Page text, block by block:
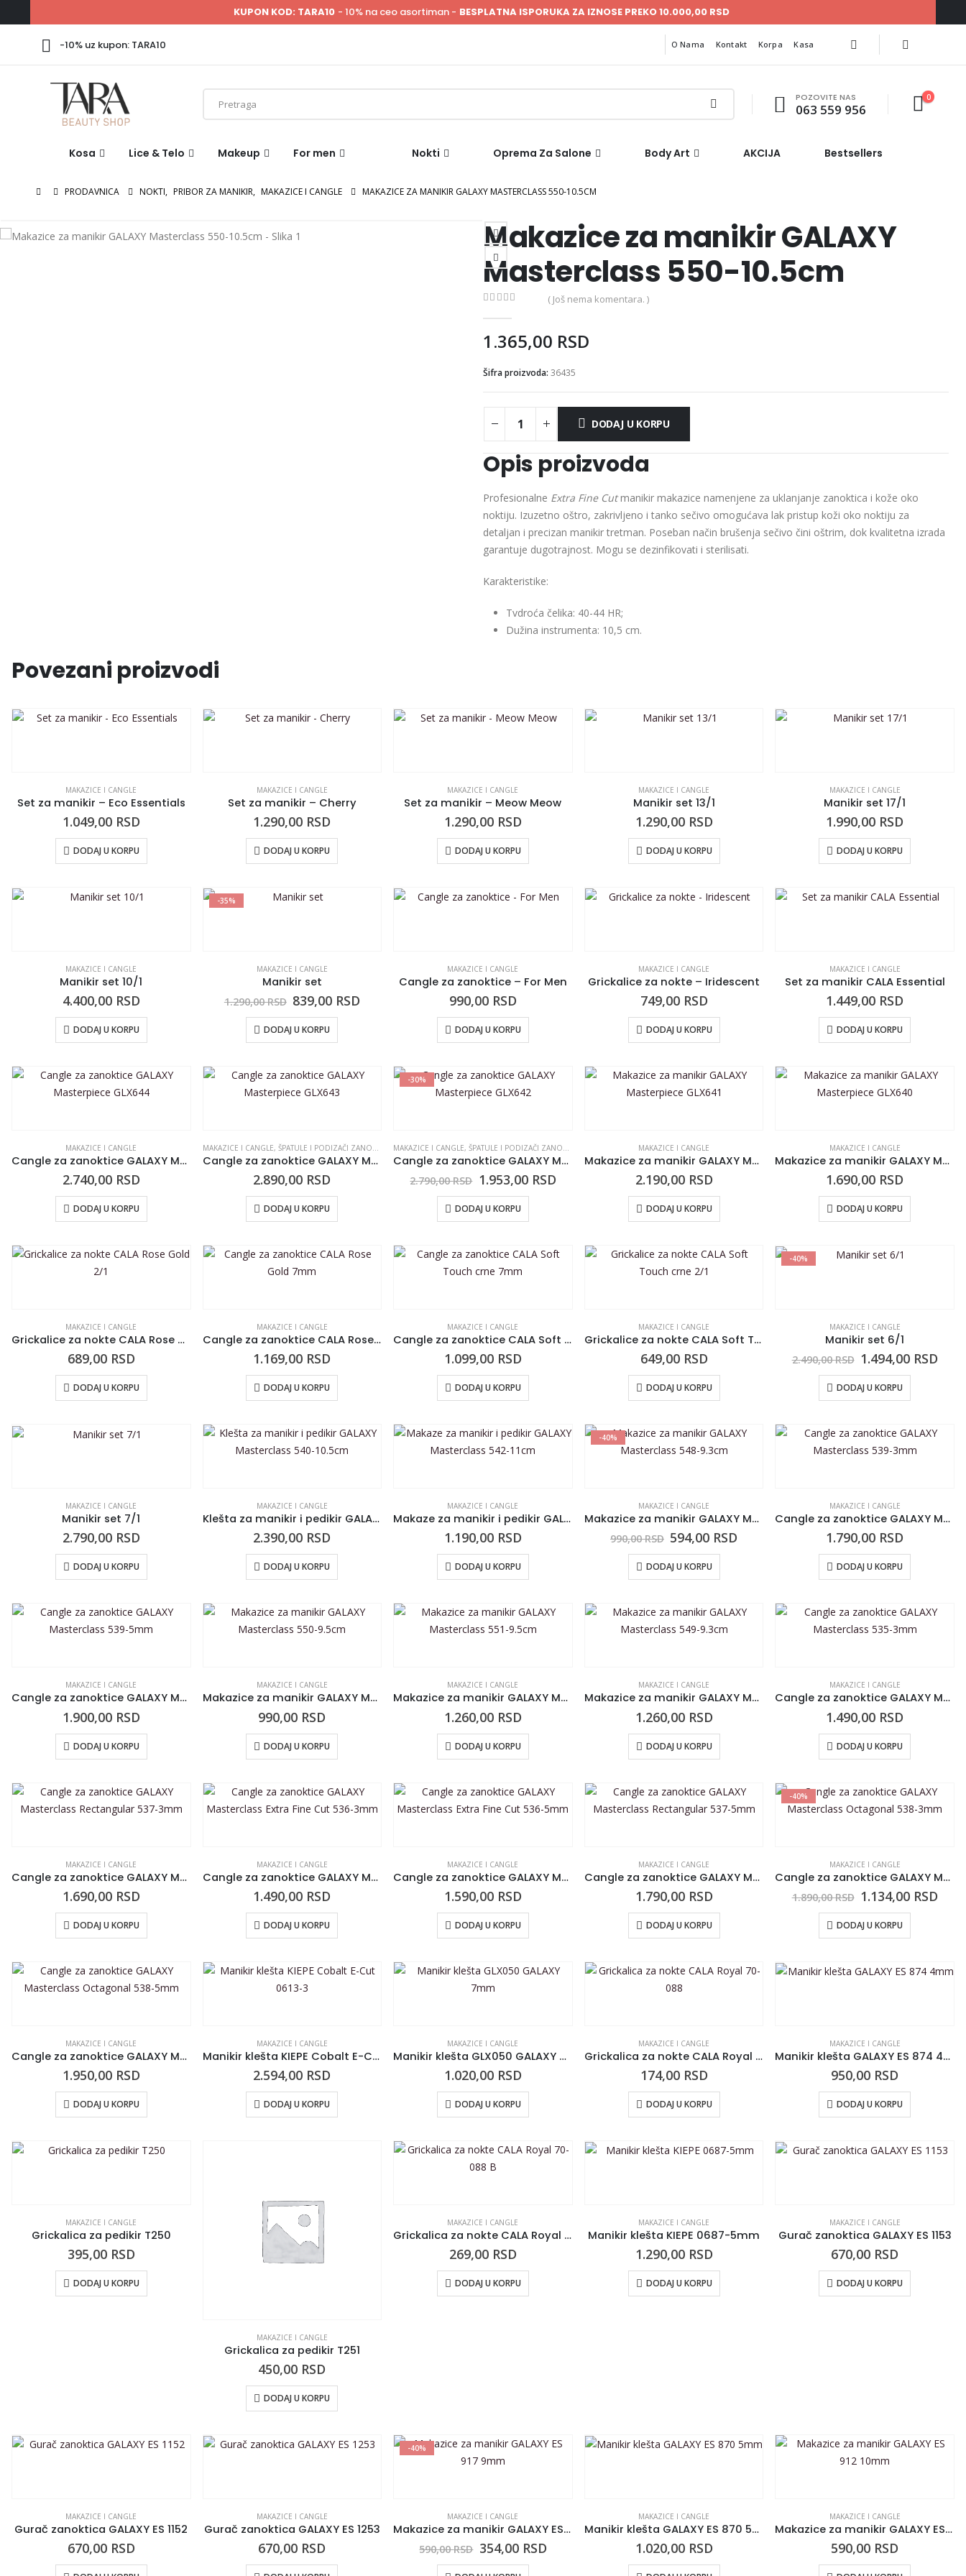
KUPON KOD: TARA10 - 10% na ceo asortiman - BESPLATNA ISPORUKA ZA IZNOSE PREKO 10.000,00 RSD
-10% uz kupon: TARA10 O Nama Kontakt Korpa Kasa
POZOVITE NAS
063 559 956
0
Kosa Lice & Telo Makeup For men Nokti Oprema Za Salone Body Art AKCIJA Bestsellers
PRODAVNICA NOKTI, PRIBOR ZA MANIKIR, MAKAZICE I CANGLE MAKAZICE ZA MANIKIR GALAXY MASTERCLASS 550-10.5CM
Makazice za manikir GALAXY
Masterclass 550-10.5cm
( Još nema komentara. )
1.365,00 RSD
Šifra proizvoda: 36435
DODAJ U KORPU
Opis proizvoda
Profesionalne Extra Fine Cutmanikir makazice namenjene za uklanjanje zanoktica i kože oko
noktiju. Izuzetno oštro, zakrivljeno i tanko sečivo omogućava lak pristup koži oko noktiju za
detaljan i precizan manikir tretman. Poseban način brušenja sečivo čini oštrim, dok kvalitetna izrada
garantuje dugotrajnost. Mogu se dezinfikovati i sterilisati.
Karakteristike:
Tvdroća čelika: 40-44 HR;
Dužina instrumenta: 10,5 cm.
Povezani proizvodi
MAKAZICE I CANGLE
Set za manikir – Eco Essentials
1.049,00 RSD
DODAJ U KORPU
MAKAZICE I CANGLE
Set za manikir – Cherry
1.290,00 RSD
DODAJ U KORPU
MAKAZICE I CANGLE
Set za manikir – Meow Meow
1.290,00 RSD
DODAJ U KORPU
MAKAZICE I CANGLE
Manikir set 13/1
1.290,00 RSD
DODAJ U KORPU
MAKAZICE I CANGLE
Manikir set 17/1
1.990,00 RSD
DODAJ U KORPU
MAKAZICE I CANGLE
Manikir set 10/1
4.400,00 RSD
DODAJ U KORPU
-35%
MAKAZICE I CANGLE
Manikir set
1.290,00RSD 839,00 RSD
DODAJ U KORPU
MAKAZICE I CANGLE
Cangle za zanoktice – For Men
990,00 RSD
DODAJ U KORPU
MAKAZICE I CANGLE
Grickalice za nokte – Iridescent
749,00 RSD
DODAJ U KORPU
MAKAZICE I CANGLE
Set za manikir CALA Essential
1.449,00 RSD
DODAJ U KORPU
MAKAZICE I CANGLE
Cangle za zanoktice GALAXY Masterpiece GLX644
2.740,00 RSD
DODAJ U KORPU
MAKAZICE I CANGLE, ŠPATULE I PODIZAČI ZANOKTICA
Cangle za zanoktice GALAXY Masterpiece GLX643
2.890,00 RSD
DODAJ U KORPU
-30%
MAKAZICE I CANGLE,ŠPATULE I PODIZAČI ZANOKTICA
Cangle za zanoktice GALAXY Masterpiece GLX642
2.790,00RSD 1.953,00 RSD
DODAJ U KORPU
MAKAZICE I CANGLE
Makazice za manikir GALAXY Masterpiece GLX641
2.190,00 RSD
DODAJ U KORPU
MAKAZICE I CANGLE
Makazice za manikir GALAXY Masterpiece GLX640
1.690,00 RSD
DODAJ U KORPU
MAKAZICE I CANGLE
Grickalice za nokte CALA Rose Gold 2/1
689,00 RSD
DODAJ U KORPU
MAKAZICE I CANGLE
Cangle za zanoktice CALA Rose Gold 7mm
1.169,00 RSD
DODAJ U KORPU
MAKAZICE I CANGLE
Cangle za zanoktice CALA Soft Touch crne 7mm
1.099,00 RSD
DODAJ U KORPU
MAKAZICE I CANGLE
Grickalice za nokte CALA Soft Touch crne 2/1
649,00 RSD
DODAJ U KORPU
-40%
MAKAZICE I CANGLE
Manikir set 6/1
2.490,00RSD 1.494,00 RSD
DODAJ U KORPU
MAKAZICE I CANGLE
Manikir set 7/1
2.790,00 RSD
DODAJ U KORPU
MAKAZICE I CANGLE
Klešta za manikir i pedikir GALAXY Masterclass 540-10.5cm
2.390,00 RSD
DODAJ U KORPU
MAKAZICE I CANGLE
Makaze za manikir i pedikir GALAXY Masterclass 542-11cm
1.190,00 RSD
DODAJ U KORPU
-40%
MAKAZICE I CANGLE
Makazice za manikir GALAXY Masterclass 548-9.3cm
990,00RSD 594,00 RSD
DODAJ U KORPU
MAKAZICE I CANGLE
Cangle za zanoktice GALAXY Masterclass 539-3mm
1.790,00 RSD
DODAJ U KORPU
MAKAZICE I CANGLE
Cangle za zanoktice GALAXY Masterclass 539-5mm
1.900,00 RSD
DODAJ U KORPU
MAKAZICE I CANGLE
Makazice za manikir GALAXY Masterclass 550-9.5cm
990,00 RSD
DODAJ U KORPU
MAKAZICE I CANGLE
Makazice za manikir GALAXY Masterclass 551-9.5cm
1.260,00 RSD
DODAJ U KORPU
MAKAZICE I CANGLE
Makazice za manikir GALAXY Masterclass 549-9.3cm
1.260,00 RSD
DODAJ U KORPU
MAKAZICE I CANGLE
Cangle za zanoktice GALAXY Masterclass 535-3mm
1.490,00 RSD
DODAJ U KORPU
MAKAZICE I CANGLE
Cangle za zanoktice GALAXY Masterclass Rectangular 537-3mm
1.690,00 RSD
DODAJ U KORPU
MAKAZICE I CANGLE
Cangle za zanoktice GALAXY Masterclass Extra Fine Cut 536-3mm
1.490,00 RSD
DODAJ U KORPU
MAKAZICE I CANGLE
Cangle za zanoktice GALAXY Masterclass Extra Fine Cut 536-5mm
1.590,00 RSD
DODAJ U KORPU
MAKAZICE I CANGLE
Cangle za zanoktice GALAXY Masterclass Rectangular 537-5mm
1.790,00 RSD
DODAJ U KORPU
-40%
MAKAZICE I CANGLE
Cangle za zanoktice GALAXY Masterclass Octagonal 538-3mm
1.890,00RSD 1.134,00 RSD
DODAJ U KORPU
MAKAZICE I CANGLE
Cangle za zanoktice GALAXY Masterclass Octagonal 538-5mm
1.950,00 RSD
DODAJ U KORPU
MAKAZICE I CANGLE
Manikir klešta KIEPE Cobalt E-Cut 0613-3
2.594,00 RSD
DODAJ U KORPU
MAKAZICE I CANGLE
Manikir klešta GLX050 GALAXY 7mm
1.020,00 RSD
DODAJ U KORPU
MAKAZICE I CANGLE
Grickalica za nokte CALA Royal 70-088
174,00 RSD
DODAJ U KORPU
MAKAZICE I CANGLE
Manikir klešta GALAXY ES 874 4mm
950,00 RSD
DODAJ U KORPU
MAKAZICE I CANGLE
Grickalica za pedikir T250
395,00 RSD
DODAJ U KORPU
MAKAZICE I CANGLE
Grickalica za pedikir T251
450,00 RSD
DODAJ U KORPU
MAKAZICE I CANGLE
Grickalica za nokte CALA Royal 70-088 B
269,00 RSD
DODAJ U KORPU
MAKAZICE I CANGLE
Manikir klešta KIEPE 0687-5mm
1.290,00 RSD
DODAJ U KORPU
MAKAZICE I CANGLE
Gurač zanoktica GALAXY ES 1153
670,00 RSD
DODAJ U KORPU
MAKAZICE I CANGLE
Gurač zanoktica GALAXY ES 1152
670,00 RSD
MAKAZICE I CANGLE
Gurač zanoktica GALAXY ES 1253
670,00 RSD
-40%
MAKAZICE I CANGLE
Makazice za manikir GALAXY ES 917 9mm
590,00RSD 354,00 RSD
MAKAZICE I CANGLE
Manikir klešta GALAXY ES 870 5mm
1.020,00 RSD
MAKAZICE I CANGLE
Makazice za manikir GALAXY ES 912 10mm
590,00 RSD